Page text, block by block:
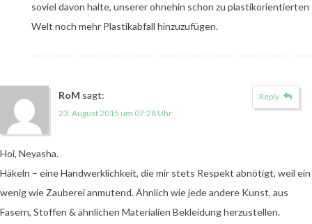
soviel davon halte, unserer ohnehin schon zu plastikorientierten
Welt noch mehr Plastikabfall hinzuzufügen.
RoM sagt:
23. August 2015 um 07:28 Uhr
Hoi, Neyasha.
Häkeln – eine Handwerklichkeit, die mir stets Respekt abnötigt, weil ein
wenig wie Zauberei anmutend. Ähnlich wie jede andere Kunst, aus
Fasern, Stoffen & ähnlichen Materialien Bekleidung herzustellen.
Reply